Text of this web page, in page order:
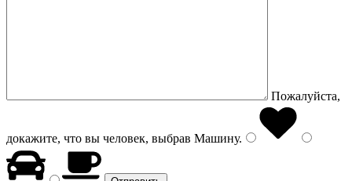
Пожалуйста,
докажите, что вы человек, выбрав Машину.